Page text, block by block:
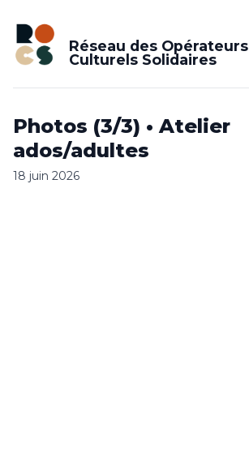
Réseau des Opérateurs
Culturels Solidaires
Photos (3/3) • Atelier
ados/adultes
18 juin 2026